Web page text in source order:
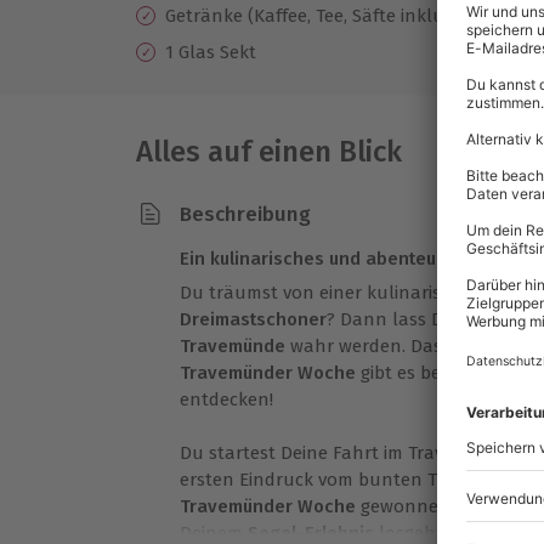
Getränke (Kaffee, Tee, Säfte inklusive)
1 Glas Sekt
Alles auf einen Blick
Beschreibung
Ein kulinarisches und abenteuerliches
Du träumst von einer kulinarischen Fahrt
Dreimastschoner? Dann lass Deine
Travemünde wahr werden. Das Besondere
Travemünder Woche gibt es bei diesem
entdecken!
Du startest Deine Fahrt im Travemünder
ersten Eindruck vom bunten Treiben und
Travemünder Woche gewonnen, bevor es
Deinem
Segel-Erlebnis
losgeht. Aber auch